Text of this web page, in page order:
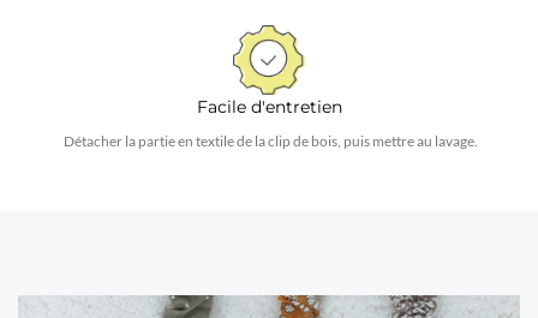
Facile d'entretien
Détacher la partie en textile de la clip de bois, puis mettre au lavage.
Les attaches en textile